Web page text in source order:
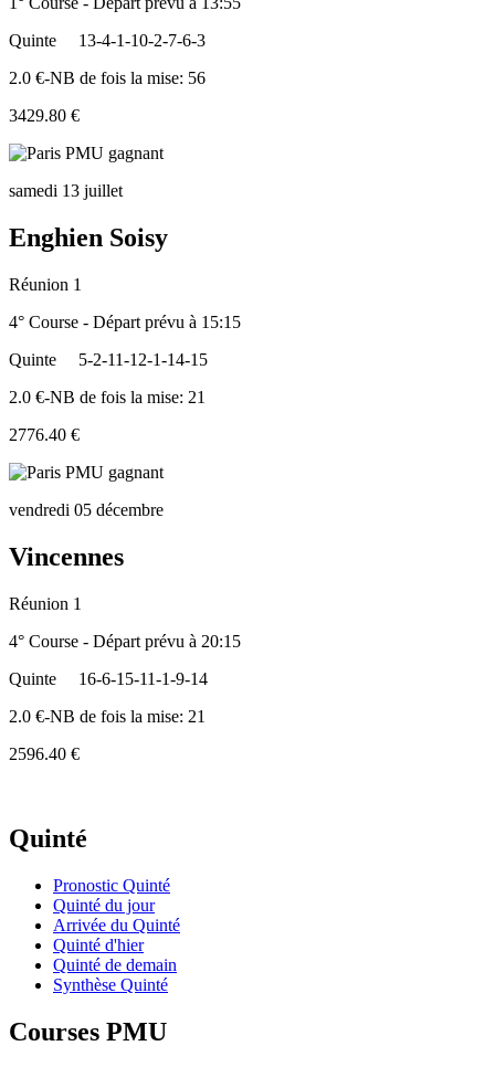
Quinte
13-4-1-10-2-7-6-3
2.0 €-NB de fois la mise: 56
3429.80 €
samedi 13 juillet
Enghien Soisy
Réunion 1
4° Course - Départ prévu à 15:15
Quinte
5-2-11-12-1-14-15
2.0 €-NB de fois la mise: 21
2776.40 €
vendredi 05 décembre
Vincennes
Réunion 1
4° Course - Départ prévu à 20:15
Quinte
16-6-15-11-1-9-14
2.0 €-NB de fois la mise: 21
2596.40 €
Quinté
Pronostic Quinté
Quinté du jour
Arrivée du Quinté
Quinté d'hier
Quinté de demain
Synthèse Quinté
Courses PMU